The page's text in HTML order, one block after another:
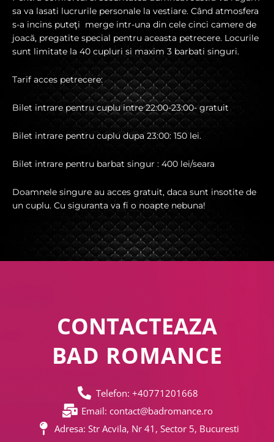
sa va lasati lucrurile personale la vestiare. Când atmosfera
s-a incins puteţi merge intr-una din cele cinci camere de
joacă, pregatite special pentru aceasta petrecere. Locurile
sunt limitate la 40 cupluri si maxim 3 barbati singuri.
Tarif acces petrecere:
Bilet intrare pentru cuplu intre 22:00-23:00- gratuit
Bilet intrare pentru cuplu dupa 23:00: 150 lei.
Bilet intrare pentru barbat singur : 400 lei/seara
Doamnele singure au acces gratuit, daca sunt insotite de
un cuplu. Cu siguranta va fi o noapte nebuna!
CONTACTEAZA
BAD ROMANCE
Telefon: +40771201668
Email: contact@badromance.ro
Adresa: Str Acvila, Nr 41, Sector 5, Bucuresti